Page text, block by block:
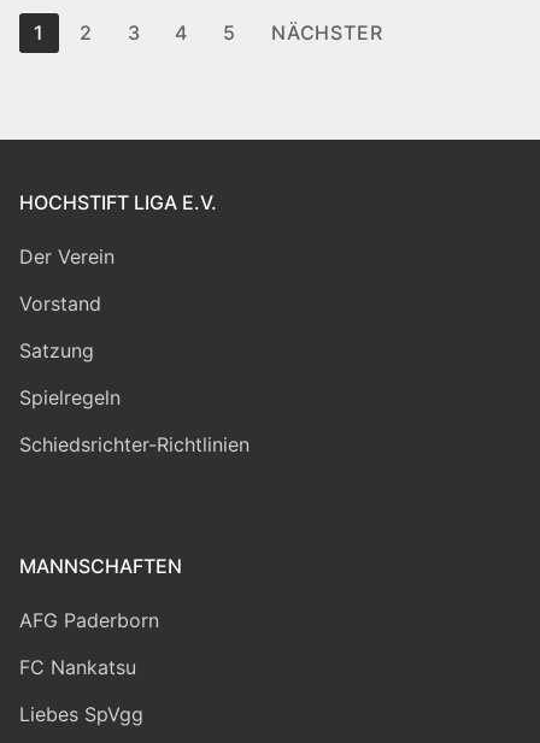
Seitennummerierung
der
1 2 3 4 5 NÄCHSTER
HOCHSTIFT LIGA E.V.
Der Verein
Vorstand
Satzung
Spielregeln
Schiedsrichter-Richtlinien
MANNSCHAFTEN
AFG Paderborn
FC Nankatsu
Liebes SpVgg